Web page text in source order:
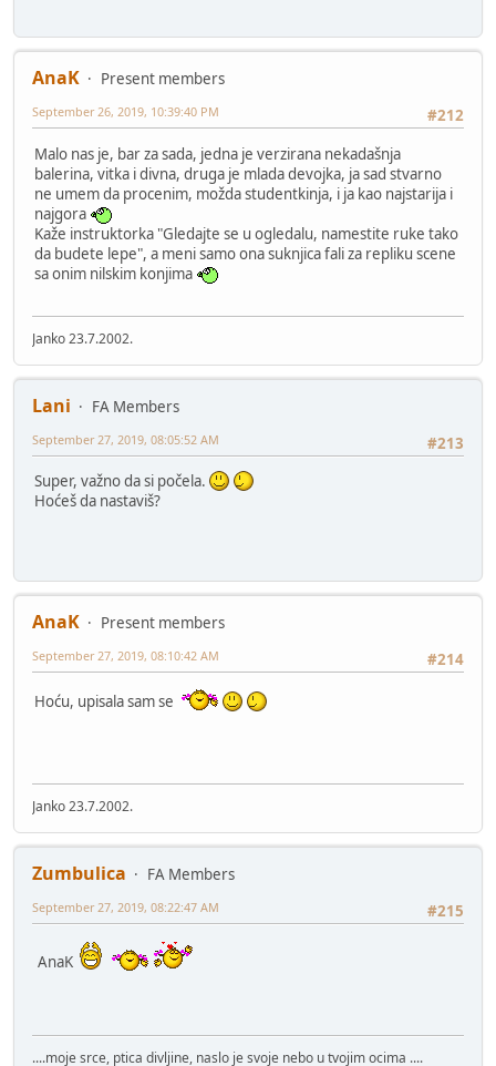
AnaK
Present members
#212
September 26, 2019, 10:39:40 PM
Malo nas je, bar za sada, jedna je verzirana nekadašnja
balerina, vitka i divna, druga je mlada devojka, ja sad stvarno
ne umem da procenim, možda studentkinja, i ja kao najstarija i
najgora
Kaže instruktorka "Gledajte se u ogledalu, namestite ruke tako
da budete lepe", a meni samo ona suknjica fali za repliku scene
sa onim nilskim konjima
Janko 23.7.2002.
Lani
FA Members
#213
September 27, 2019, 08:05:52 AM
Super, važno da si počela.
Hoćeš da nastaviš?
AnaK
Present members
#214
September 27, 2019, 08:10:42 AM
Hoću, upisala sam se
Janko 23.7.2002.
Zumbulica
FA Members
#215
September 27, 2019, 08:22:47 AM
AnaK
....moje srce, ptica divljine, naslo je svoje nebo u tvojim ocima ....